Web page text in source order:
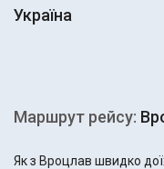
Україна
Маршрут рейсу:
Як з Вроцлав швидко